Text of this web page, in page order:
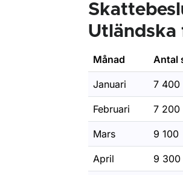
Utländska
Månad Antal
Januari 7 400
Februari 7 200
Mars 9 100
April 9 300